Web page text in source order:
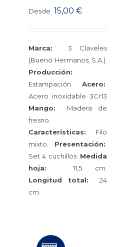
Desde 15,00€
Marca: 3 Claveles
(Bueno Hermanos, S.A.).
Producción:
Estampación. Acero:
Acero inoxidable 3Cr13
Mango: Madera de
fresno.
Características: Filo
mixto. Presentación:
Set 4 cuchillos. Medida
hoja: 11,5 cm.
Longitud total: 24
cm.